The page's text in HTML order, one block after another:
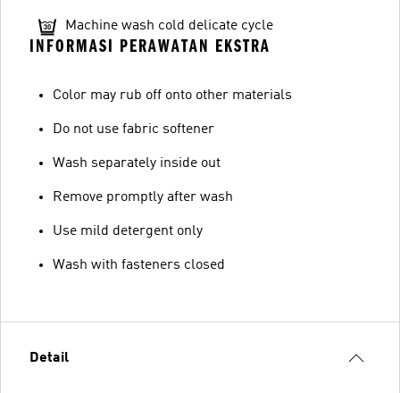
Machine wash cold delicate cycle
INFORMASI PERAWATAN EKSTRA
Color may rub off onto other materials
Do not use fabric softener
Wash separately inside out
Remove promptly after wash
Use mild detergent only
Wash with fasteners closed
Detail